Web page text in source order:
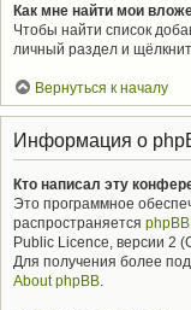
Как мне найти мои
Чтобы найти список
личный раздел и
Вернуться к началу
Информация о
Кто написал эту
Это программное
распространяется
Public Licence, версии 2
Для получения более
About phpBB.